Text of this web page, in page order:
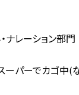
ナレーション部
スーパーでカゴ